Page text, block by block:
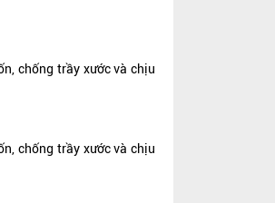
chống trầy xước và chịu
chống trầy xước và chịu